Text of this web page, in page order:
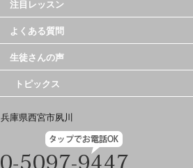
注目レッスン
よくある質問
生徒さんの声
トピックス
兵庫県西宮市夙川